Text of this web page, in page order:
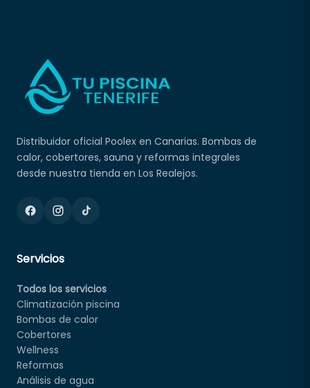
Distribuidor oficial Poolex en Canarias. Bombas de
calor, cobertores, sauna y reformas integrales
desde nuestra tienda en Los Realejos.
Servicios
Todos los servicios
Climatización piscina
Bombas de calor
Cobertores
Wellness
Reformas
Análisis de agua